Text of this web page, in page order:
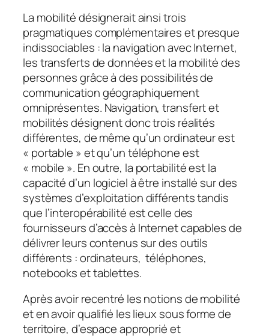
La mobilité désignerait ainsi trois
pragmatiques complémentaires et presque
indissociables : la navigation avec Internet,
les transferts de données et la mobilité des
personnes grâce à des possibilités de
communication géographiquement
omniprésentes. Navigation, transfert et
mobilités désignent donc trois réalités
différentes, de même qu’un ordinateur est
« portable » et qu’un téléphone est
« mobile ». En outre, la portabilité est la
capacité d’un logiciel à être installé sur des
systèmes d’exploitation différents tandis
que l’interopérabilité est celle des
fournisseurs d’accès à Internet capables de
délivrer leurs contenus sur des outils
différents : ordinateurs, téléphones,
notebooks et tablettes.
Après avoir recentré les notions de mobilité
et en avoir qualifié les lieux sous forme de
territoire, d’espace approprié et